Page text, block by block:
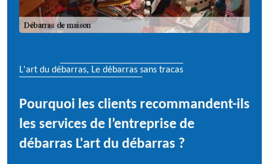
L'art du débarras, Le débarras sans tracas
Pourquoi les clients recommandent-ils
les services de l’entreprise de
débarras L'art du débarras ?